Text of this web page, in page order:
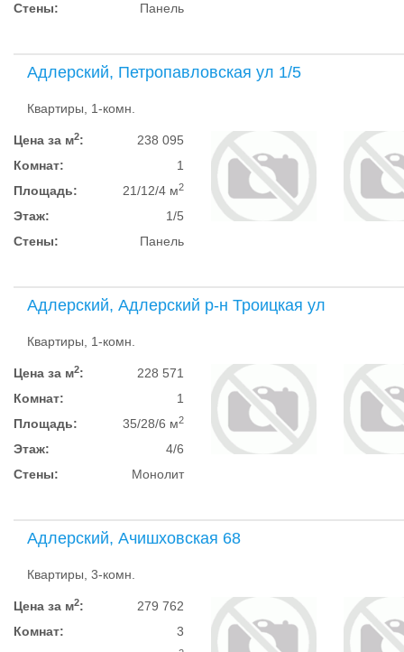
Стены:
Панель
Адлерский, Петропавловская ул 1/5
Квартиры, 1-комн.
Цена за м2:
238 095
Комнат:
1
Площадь:
21/12/4 м2
Этаж:
1/5
Стены:
Панель
Адлерский, Адлерский р-н Троицкая ул
Квартиры, 1-комн.
Цена за м2:
228 571
Комнат:
1
Площадь:
35/28/6 м2
Этаж:
4/6
Стены:
Монолит
Адлерский, Ачишховская 68
Квартиры, 3-комн.
Цена за м2:
279 762
Комнат:
3